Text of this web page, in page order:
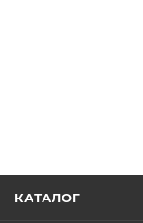
КАТАЛОГ